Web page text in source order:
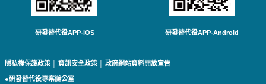
研發替代役APP-iOS 研發替代役APP-Android
隱私權保護政策 資訊安全政策 政府網站資料開放宣告
●研發替代役專案辦公室